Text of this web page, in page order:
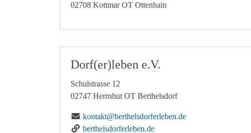
02708 Kottmar OT Ottenhain
Dorf(er)leben e.V.
Schulstrasse 12
02747 Herrnhut OT Berthelsdorf
E-Mail:
kontakt@berthelsdorferleben.de
Gehe zur Website:
berthelsdorferleben.de